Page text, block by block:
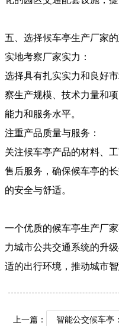
五、选择候车亭生产厂家
实地考察厂家实力：
选择具有扎实实力和良好
察生产规模、技术力量和
能力和服务水平。
注重产品质量与服务：
关注候车亭产品的材料、
售后服务，确保候车亭的
的安全与舒适。
一个优质的候车亭生产厂
力城市公共交通系统的升
适的出行环境，推动城市
上一篇： 智能公交候车亭